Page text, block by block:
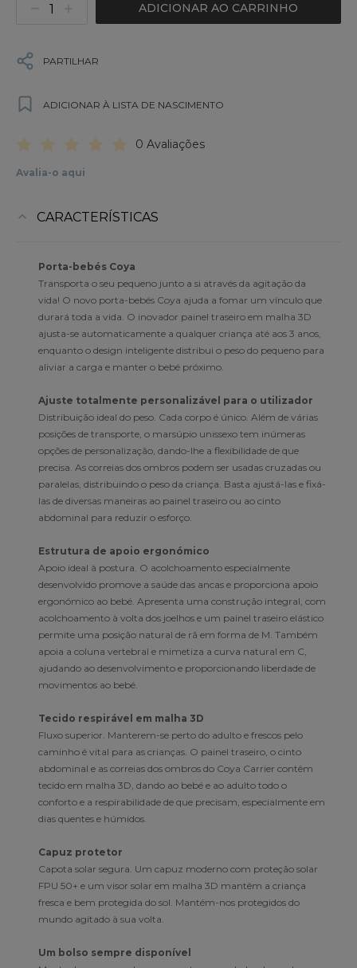
ADICIONAR AO CARRINHO
PARTILHAR
ADICIONAR À LISTA DE NASCIMENTO
0 Avaliações
Avalia-o aqui
CARACTERÍSTICAS
Porta-bebés Coya
Transporta o seu pequeno junto a si através da agitação da
vida! O novo porta-bebés Coya ajuda a fomar um vínculo que
durará toda a vida. O inovador painel traseiro em malha 3D
ajusta-se automaticamente a qualquer criança até aos 3 anos,
enquanto o design inteligente distribui o peso do pequeno para
aliviar a carga e manter o bebé próximo.
Ajuste totalmente personalizável para o utilizador
Distribuição ideal do peso. Cada corpo é único. Além de várias
posições de transporte, o marsúpio unissexo tem inúmeras
opções de personalização, dando-lhe a flexibilidade de que
precisa. As correias dos ombros podem ser usadas cruzadas ou
paralelas, distribuindo o peso da criança. Basta ajustá-las e fixá-
las de diversas maneiras ao painel traseiro ou ao cinto
abdominal para reduzir o esforço.
Estrutura de apoio ergonómico
Apoio ideal à postura. O acolchoamento especialmente
desenvolvido promove a saúde das ancas e proporciona apoio
ergonómico ao bebé. Apresenta uma construção integral, com
acolchoamento à volta dos joelhos e um painel traseiro elástico
permite uma posição natural de rã em forma de M. Também
apoia a coluna vertebral e mimetiza a curva natural em C,
ajudando ao desenvolvimento e proporcionando liberdade de
movimentos ao bebé.
Tecido respirável em malha 3D
Fluxo superior. Manterem-se perto do adulto e frescos pelo
caminho é vital para as crianças. O painel traseiro, o cinto
abdominal e as correias dos ombros do Coya Carrier contêm
tecido em malha 3D, dando ao bebé e ao adulto todo o
conforto e a respirabilidade de que precisam, especialmente em
dias quentes e húmidos.
Capuz protetor
Capota solar segura. Um capuz moderno com proteção solar
FPU 50+ e um visor solar em malha 3D mantêm a criança
fresca e bem protegida do sol. Mantém-nos protegidos do
mundo agitado à sua volta.
Um bolso sempre disponível